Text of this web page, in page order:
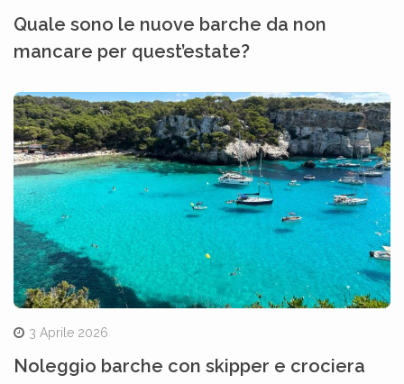
Quale sono le nuove barche da non
mancare per quest’estate?
3 Aprile 2026
Noleggio barche con skipper e crociera